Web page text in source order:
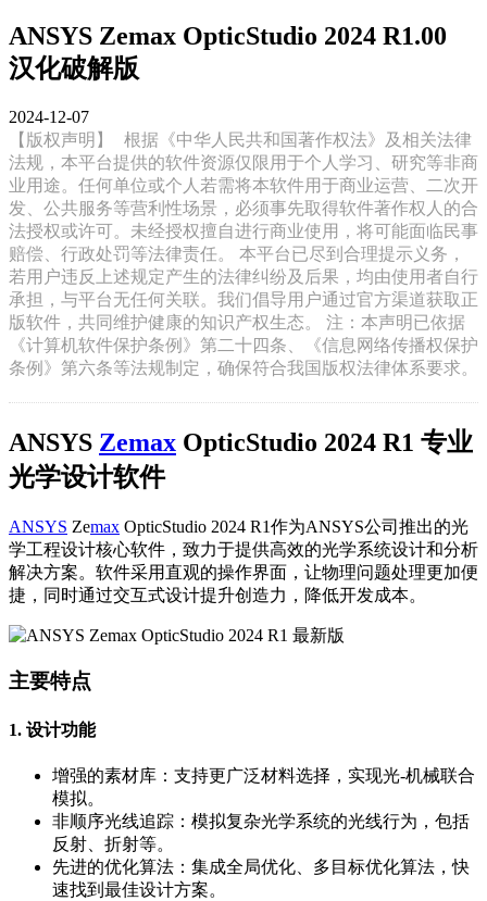
ANSYS Zemax OpticStudio 2024 R1.00
汉化破解版
2024-12-07
【版权声明】
根据《中华人民共和国著作权法》及相关法律
法规，本平台提供的软件资源仅限用于个人学习、研究等非商
业用途。任何单位或个人若需将本软件用于商业运营、二次开
发、公共服务等营利性场景，必须事先取得软件著作权人的合
法授权或许可。未经授权擅自进行商业使用，将可能面临民事
赔偿、行政处罚等法律责任。 本平台已尽到合理提示义务，
若用户违反上述规定产生的法律纠纷及后果，均由使用者自行
承担，与平台无任何关联。我们倡导用户通过官方渠道获取正
版软件，共同维护健康的知识产权生态。 注：本声明已依据
《计算机软件保护条例》第二十四条、《信息网络传播权保护
条例》第六条等法规制定，确保符合我国版权法律体系要求。
ANSYS Zemax OpticStudio 2024 R1 专业
光学设计软件
ANSYS Zemax OpticStudio 2024 R1作为ANSYS公司推出的光
学工程设计核心软件，致力于提供高效的光学系统设计和分析
解决方案。软件采用直观的操作界面，让物理问题处理更加便
捷，同时通过交互式设计提升创造力，降低开发成本。
主要特点
1. 设计功能
增强的素材库：支持更广泛材料选择，实现光-机械联合
模拟。
非顺序光线追踪：模拟复杂光学系统的光线行为，包括
反射、折射等。
先进的优化算法：集成全局优化、多目标优化算法，快
速找到最佳设计方案。